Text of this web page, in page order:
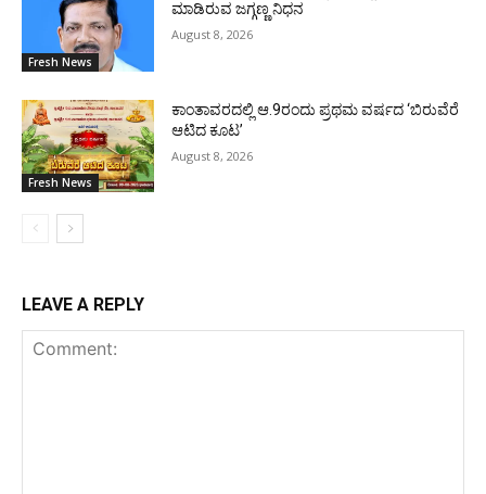
Fresh News
ಮಾಡಿರುವ ಜಗ್ಗಣ್ಣ ನಿಧನ
August 8, 2026
Fresh News
ಕಾಂತಾವರದಲ್ಲಿ ಆ.9ರಂದು ಪ್ರಥಮ ವರ್ಷದ ‘ಬಿರುವೆರೆ
ಆಟಿದ ಕೂಟ’
August 8, 2026
LEAVE A REPLY